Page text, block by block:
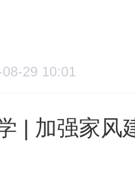
29 10:01
| 加强家风